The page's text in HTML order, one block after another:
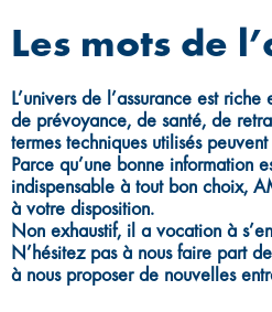
Les mots de
L’univers de l’assurance est
de prévoyance, de santé, de
termes techniques utilisés
Parce qu’une bonne information
indispensable à tout bon choix,
à votre disposition.
Non exhaustif, il a vocation à
N’hésitez pas à nous faire part
à nous proposer de nouvelles